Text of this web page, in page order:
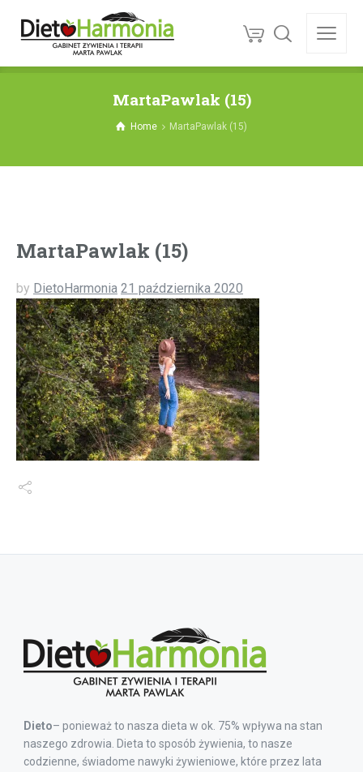
MartaPawlak (15)
Home MartaPawlak (15)
MartaPawlak (15)
by DietoHarmonia 21 października 2020
Dieto– ponieważ to nasza dieta w ok. 75% wpływa na stan
naszego zdrowia. Dieta to sposób żywienia, to nasze
codzienne, świadome nawyki żywieniowe, które przez lata